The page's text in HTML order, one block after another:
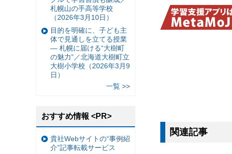
関連記事
札幌山の手高等学校
（2026年3月10日）
目的を明確に、子ども主
体で見通しを立てる授業
— 札幌に届ける“大樹町
の魅力”／北海道大樹町立
大樹小学校（2026年3月9
日）
一覧 >>
おすすめ情報 <PR>
貴社Webサイトの“事例紹
介”記事転載サービス